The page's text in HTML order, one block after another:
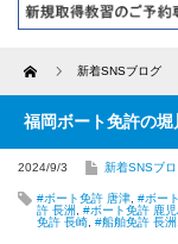
Home 新着SNSブログ
福岡ボート免許の
2024/9/3 新着SNSブ
#ボート免許 唐津 #ボー
許 長洲
#ボート免許 鹿児
免許 長崎 #船舶免許 長洲